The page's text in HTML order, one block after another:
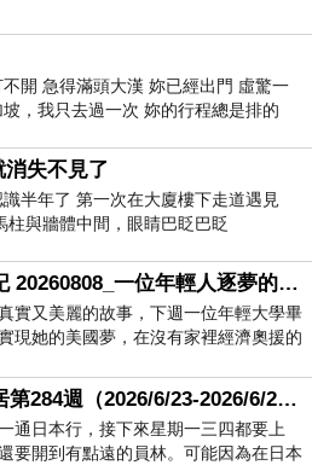
是你家務事我懶得管
會浪費國家公帑
道是從哪學來的
我老爸辛苦賺錢的納稅錢
長
?
什麼正面教育
實在的，還挺丟臉的
衣
學費去求知識
開 急得滿頭大漢 妳已經出門 虛驚一
，我只去過一次 妳的行程總是排的
失不見了
半年了 第一次在大廈樓下走道遇見
與牆體中間，眼睛巴眨巴眨
小朱週記 20260808_一位年輕人逐夢的真實故事
實又美麗的故事，下週一位年輕大學畢
現她的美國夢，在沒有家裡經濟奧援的
著自我努力工作累積出國基
週間農居第284週（2026/6/23-2026/6/24) 夏至 金黃稻浪洋溢豐收喜悅
通日本行，接下來星期一三四都要上
要開到有點遠的員林。可能因為在日本